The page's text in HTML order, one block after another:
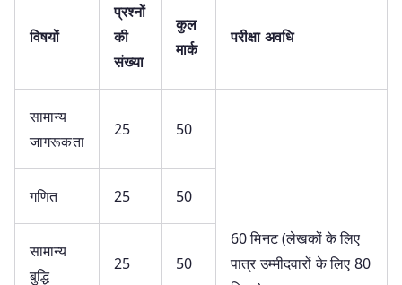
विषयों
प्रश्नों
की
संख्या
कुल
मार्क
परीक्षा अवधि
सामान्य
जागरूकता
25 50
60 मिनट (लेखकों के लिए
पात्र उम्मीदवारों के लिए 80
गणित 25 50
सामान्य
बुद्धि
25 50